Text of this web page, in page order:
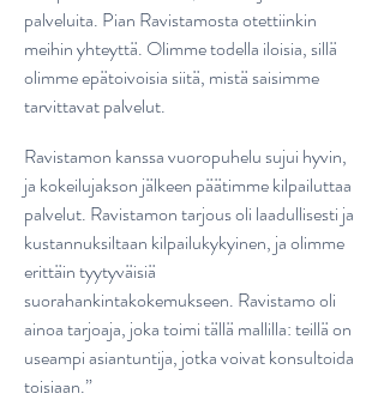
palveluita. Pian Ravistamosta otettiinkin
meihin yhteyttä. Olimme todella iloisia, sillä
olimme epätoivoisia siitä, mistä saisimme
tarvittavat palvelut.
Ravistamon kanssa vuoropuhelu sujui hyvin,
ja kokeilujakson jälkeen päätimme kilpailuttaa
palvelut. Ravistamon tarjous oli laadullisesti ja
kustannuksiltaan kilpailukykyinen, ja olimme
erittäin tyytyväisiä
suorahankintakokemukseen. Ravistamo oli
ainoa tarjoaja, joka toimi tällä mallilla: teillä on
useampi asiantuntija, jotka voivat konsultoida
toisiaan.”